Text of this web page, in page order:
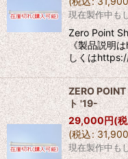
現在製作中も
Zero Point
《製品説明
しくは
ZERO
ト '19-
29,000円(
(税込: 31,900
現在製作中も